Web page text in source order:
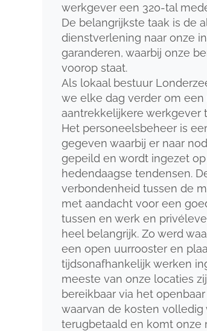
werkgever een 320-tal
De belangrijkste taak is de
dienstverlening naar onze
garanderen, waarbij onze
voorop staat.
Als lokaal bestuur
we elke dag verder om een
aantrekkelijkere werkgever
Het personeelsbeheer is
gegeven waarbij er naar
gepeild en wordt ingezet op
hedendaagse tendensen.
verbondenheid tussen de
met aandacht voor een
tussen en werk en
heel belangrijk. Zo werd
een open uurrooster en
tijdsonafhankelijk werken
meeste van onze locaties
bereikbaar via het
waarvan de kosten volledig
terugbetaald en komt onze